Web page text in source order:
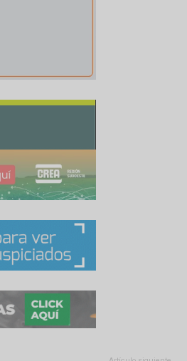
un convenio de
Ambos poseen
reservas de forraje– y